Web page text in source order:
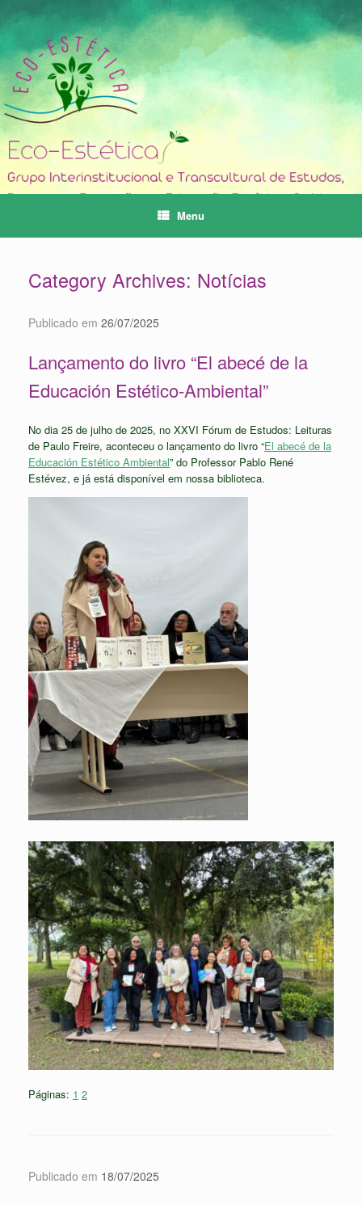
to
content
Menu
Category Archives: Notícias
Publicado em 26/07/2025
Lançamento do livro “El abecé de la
Educación Estético-Ambiental”
No dia 25 de julho de 2025, no XXVI Fórum de Estudos: Leituras
de Paulo Freire, aconteceu o lançamento do livro “El abecé de la
Educación Estético Ambiental” do Professor Pablo René
Estévez, e já está disponível em nossa biblioteca.
Páginas: 1 2
Publicado em 18/07/2025